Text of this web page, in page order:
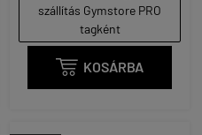
szállítás Gymstore PRO
tagként
 KOSÁRBA